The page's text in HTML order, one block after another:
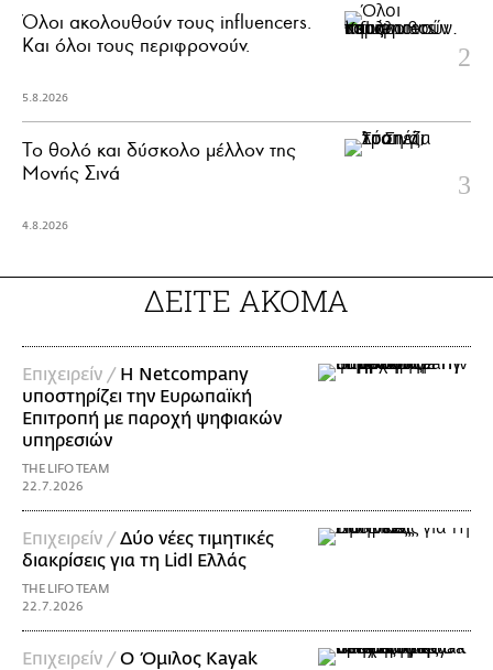
Όλοι ακολουθούν τους influencers.
Και όλοι τους περιφρονούν.
5.8.2026
Το θολό και δύσκολο μέλλον της
Μονής Σινά
4.8.2026
ΔΕΙΤΕ ΑΚΟΜΑ
Επιχειρείν / Η Netcompany
υποστηρίζει την Ευρωπαϊκή
Επιτροπή με παροχή ψηφιακών
υπηρεσιών
THE LIFO TEAM
22.7.2026
Επιχειρείν /Δύο νέες τιμητικές
διακρίσεις για τη Lidl Ελλάς
THE LIFO TEAM
22.7.2026
Επιχειρείν /Ο Όμιλος Kayak